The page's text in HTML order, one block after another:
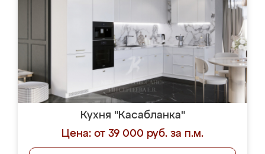
Кухня "Касабланка"
Цена: от 39 000 руб. за п.м.